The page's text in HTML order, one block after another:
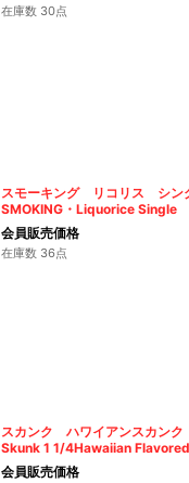
在庫数 30点
スモーキング リコリス シン
SMOKING・Liquorice Single
会員販売価格
在庫数 36点
スカンク ハワイアンスカンク
Skunk 1 1/4Hawaiian Flavored
会員販売価格